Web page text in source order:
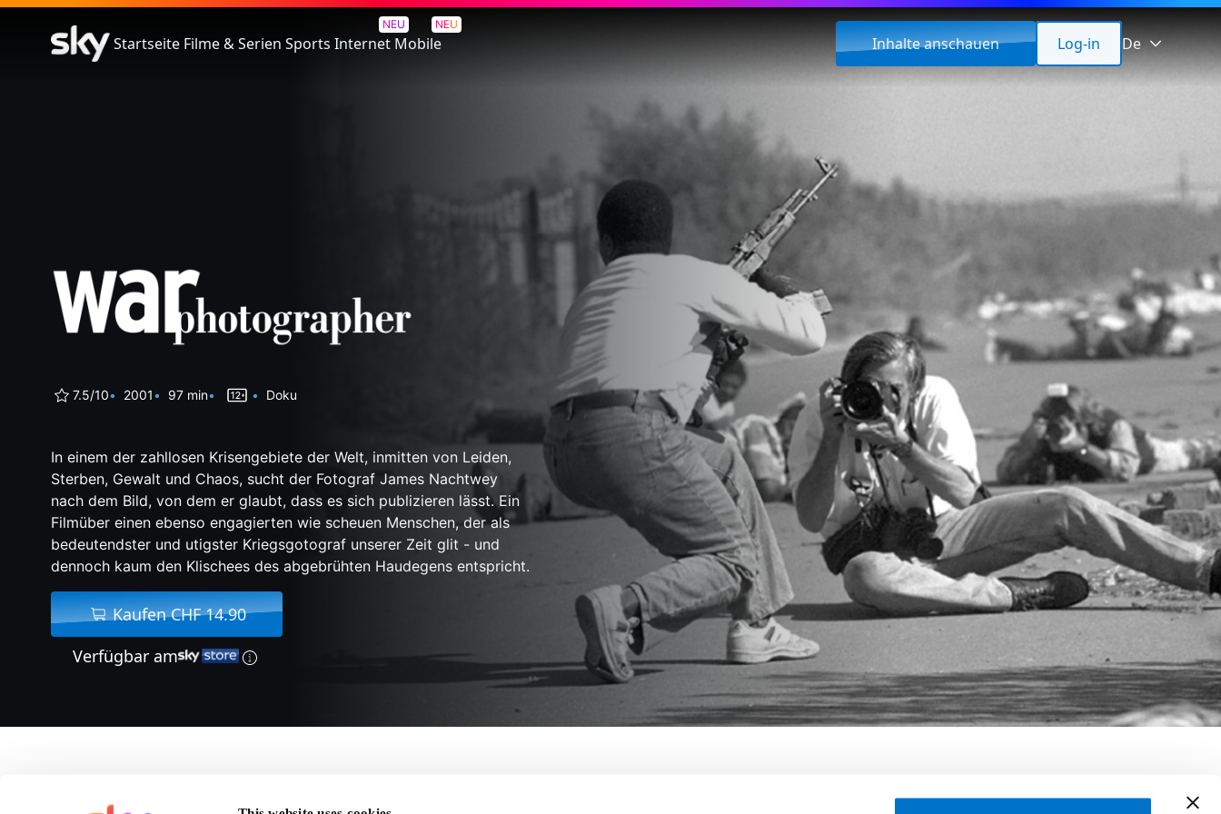
Startseite Filme & Serien Sports
NEU
Internet
NEU
Mobile Inhalte anschauen Log-in De
War Photographer
7.5/10 2001 97 min Doku
In einem der zahllosen Krisengebiete der Welt, inmitten von Leiden,
Sterben, Gewalt und Chaos, sucht der Fotograf James Nachtwey
nach dem Bild, von dem er glaubt, dass es sich publizieren lässt. Ein
Filmüber einen ebenso engagierten wie scheuen Menschen, der als
bedeutendster und utigster Kriegsgotograf unserer Zeit glit - und
dennoch kaum den Klischees des abgebrühten Haudegens entspricht.
Kaufen CHF 14.90
Verfügbar am